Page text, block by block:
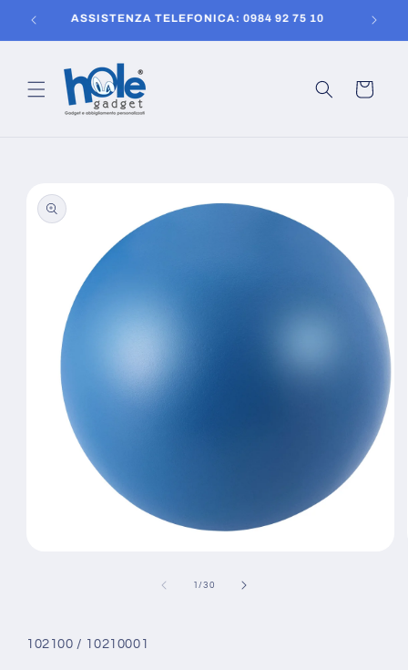
direttamenteASSISTENZA TELEFONICA: 0984 92 75 10
Carrello
informazioni
sul prodotto
modale
1/su
30
102100 / 10210001